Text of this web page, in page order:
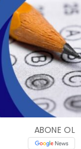
ABONE OL